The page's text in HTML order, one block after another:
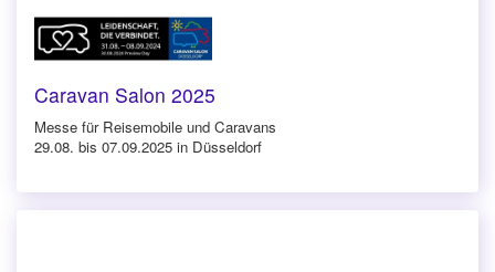
Caravan Salon 2025
Messe für Reisemobile und Caravans
29.08. bis 07.09.2025 in Düsseldorf